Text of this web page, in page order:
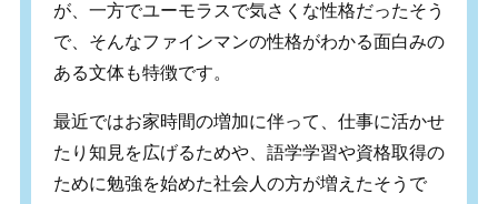
が、一方でユーモラスで気さくな性格だったそう
で、そんなファインマンの性格がわかる面白みの
ある文体も特徴です。
最近ではお家時間の増加に伴って、仕事に活かせ
たり知見を広げるためや、語学学習や資格取得の
ために勉強を始めた社会人の方が増えたそうで